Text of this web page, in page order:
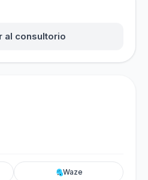
al consultorio
Waze